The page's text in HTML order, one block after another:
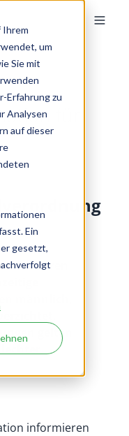
Ihrem
um
Sie mit
Erfahrung zu
Analysen
auf dieser
Ein
gesetzt,
für
besseren
männlich,
gelten
informieren